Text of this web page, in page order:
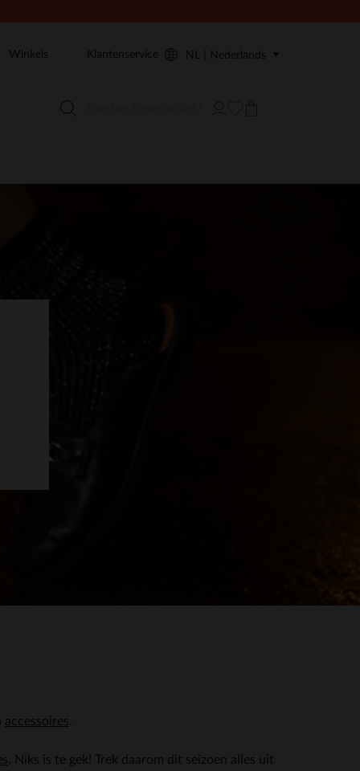
Winkels Klantenservice NL | Nederlands
accessoires
. Niks is te gek! Trek daarom dit seizoen alles uit